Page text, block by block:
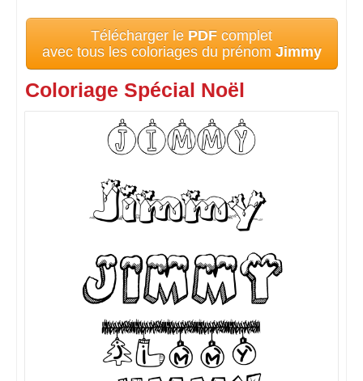
Télécharger le PDF complet
avec tous les coloriages du prénom Jimmy
Coloriage Spécial Noël